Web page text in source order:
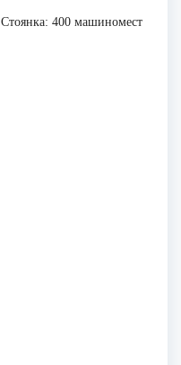
Стоянка: 400 машиномест